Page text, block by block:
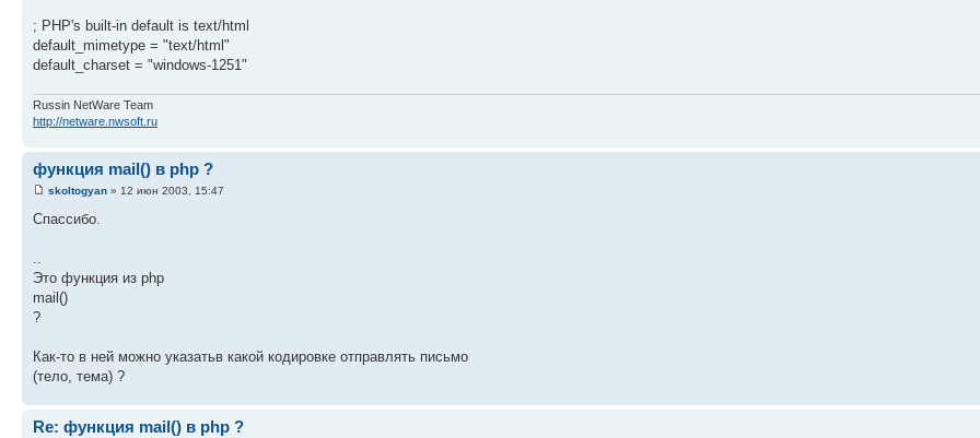
; PHP's built-in default is text/html
default_mimetype = "text/html"
default_charset = "windows-1251"
Russin NetWare Team
http://netware.nwsoft.ru
функция mail() в php ?
skoltogyan » 12 июн 2003, 15:47
Cпассибо.
Это функция из php
mail()
?
Как-то в ней можно указатьв какой кодировке отправлять письмо
(тело, тема) ?
Re: функция mail() в php ?